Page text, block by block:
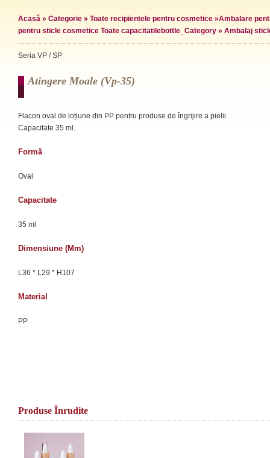
Acasă » Categorie » Toate recipientele pentru cosmetice »Ambalare
pentru sticle cosmetice Toate capacitatilebottle_Category » Ambalaj
Seria VP / SP
Atingere Moale (vp-35)
Flacon oval de loțiune din PP pentru produse de îngrijire a pielii.
Capacitate 35 ml.
Formă
Oval
Capacitate
35 ml
Dimensiune (mm)
L36 * L29 * H107
Material
PP
Produse Înrudite